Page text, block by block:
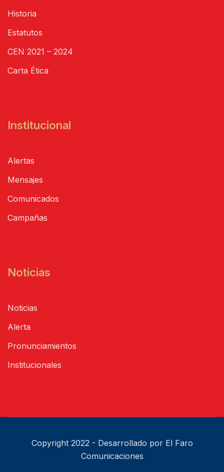
Historia
Estatutos
CEN 2021 – 2024
Carta Ética
Institucional
Alertas
Mensajes
Comunicados
Campañas
Noticias
Noticias
Alerta
Pronunciamientos
Institucionales
Copyright 2022 - Desarrollado por El Faro
Comunicaciones